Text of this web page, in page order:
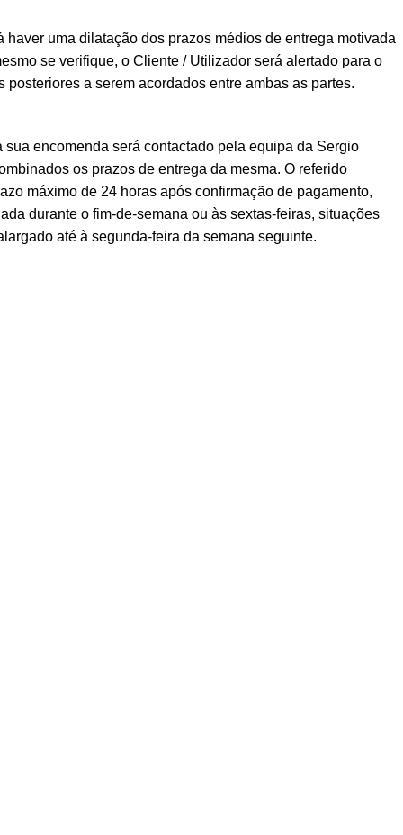
haver uma dilatação dos prazos médios de entrega motivada
se verifique, o Cliente / Utilizador será alertado para o
posteriores a serem acordados entre ambas as partes.
sua encomenda será contactado pela equipa da Sergio
os prazos de entrega da mesma. O referido
máximo de 24 horas após confirmação de pagamento,
durante o fim-de-semana ou às sextas-feiras, situações
até à segunda-feira da semana seguinte.